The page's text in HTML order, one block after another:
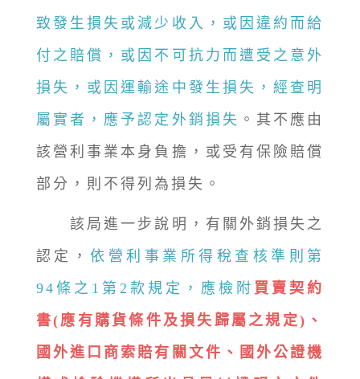
致發生損失或減少收入，或因違約而給
付之賠償，或因不可抗力而遭受之意外
損失，或因運輸途中發生損失，經查明
屬實者，應予認定外銷損失 。其不應由
該營利事業本身負擔，或受有保險賠償
部分，則不得列為損失。
該局進一步說明，有關外銷損失之
認定，依營利事業所得稅查核準則第
94條之1第2款規定，應檢附 買賣契約
書(應有購貨條件及損失歸屬之規定)、
國外進口商索賠有關文件、國外公證機